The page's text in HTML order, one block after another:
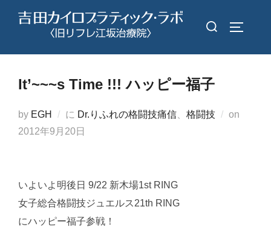
検
対
It’~~~s Time !!! ハッピー福子
by EGH に Dr.りふれの格闘技痛信、 格闘技 on
2012年9月20日
いよいよ明後日 9/22 新木場1st RING
女子総合格闘技ジュエルス21th RING
にハッピー福子参戦！